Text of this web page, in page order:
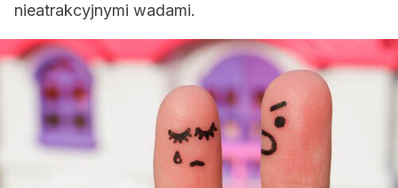
nieatrakcyjnymi wadami.